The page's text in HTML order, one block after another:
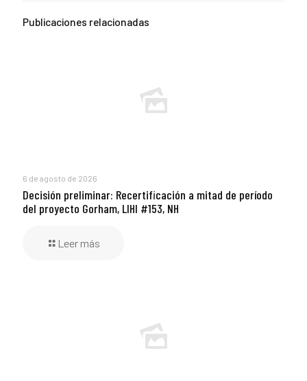
Publicaciones relacionadas
6 de agosto de 2026
Decisión preliminar: Recertificación a mitad de período
del proyecto Gorham, LIHI #153, NH
Leer más